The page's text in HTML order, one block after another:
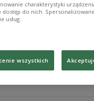
można
nie zdaje sobie
się podejście
Adrianna Janiszewska
charakterystyki
do nich.
usług.
wszystkich